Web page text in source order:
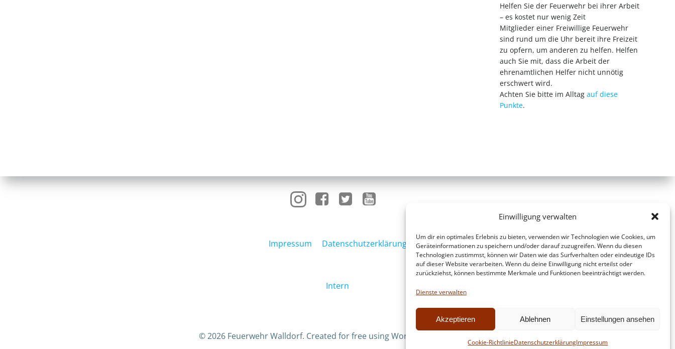
Einwilligung verwalten
Um dir ein optimales Erlebnis zu bieten, verwenden wir Technologien wie Cookies, um
Geräteinformationen zu speichern und/oder darauf zuzugreifen. Wenn du diesen
Technologien zustimmst, können wir Daten wie das Surfverhalten oder eindeutige IDs
auf dieser Website verarbeiten. Wenn du deine Einwilligung nicht erteilst oder
zurückziehst, können bestimmte Merkmale und Funktionen beeinträchtigt werden.
Dienste verwalten
Akzeptieren Ablehnen Einstellungen ansehen
Cookie-RichtlinieDatenschutzerklärungImpressum
Helfen Sie der Feuerwehr bei ihrer Arbeit
– es kostet nur wenig Zeit
Mitglieder einer Freiwillige Feuerwehr
sind rund um die Uhr bereit ihre Freizeit
zu opfern, um anderen zu helfen. Helfen
auch Sie mit, dass die Arbeit der
ehrenamtlichen Helfer nicht unnötig
erschwert wird.
Achten Sie bitte im Alltag auf diese
Punkte.
Impressum Datenschutzerklärung
Intern
© 2026 Feuerwehr Walldorf. Created for free using WordPress and